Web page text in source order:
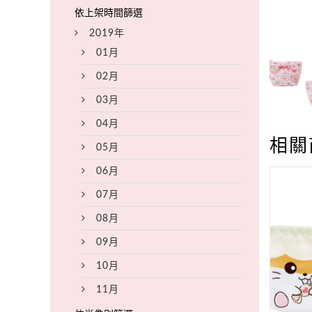
相
2019年
01月
02月
03月
04月
05月
06月
07月
08月
09月
10月
11月